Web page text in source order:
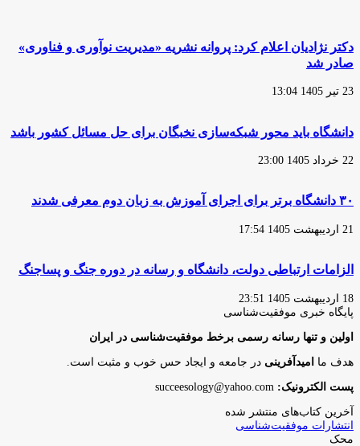
دکتر نژادیان اعلام کرد: پروانه نشریه «مدیریت نوآوری و فناوری»
صادر شد
23 تیر 1405 13:04
دانشگاه باید محور شبکه‌سازی نخبگان برای حل مسائل کشور باشد
22 خرداد 1405 23:00
۳۰ دانشگاه برتر برای اجرای آموزش به زبان دوم معرفی شدند
21 اردیبهشت 1405 17:54
الزامات ارتباطی دولت، دانشگاه و رسانه در دوره جنگ و پساجنگ
18 اردیبهشت 1405 23:51
پایگاه‌ خبری موفقیت‌شناسی
اولین و تنها رسانه رسمی برخط موفقیت‌شناسی در ایران
هدف ما امیدآفرینی در جامعه و ایجاد حس خوب و مثبت است.
پست الکترونیک:
آخرین کتاب‌های منتشر شده
انتشارات موفقیت‌شناسی
محک